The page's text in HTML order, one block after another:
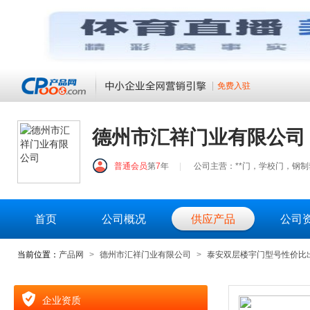
免费入驻
德州市汇祥门业有限公司
普通会员第7年 公司主营：**门，学校门，钢
首页 公司概况 供应产品 公司
当前位置： 产品网 > 德州市汇祥门业有限公司 > 泰安双层楼宇门型号性价比
企业资质